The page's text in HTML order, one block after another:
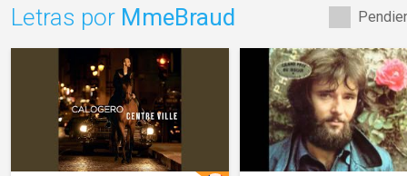
Letras por MmeBraud